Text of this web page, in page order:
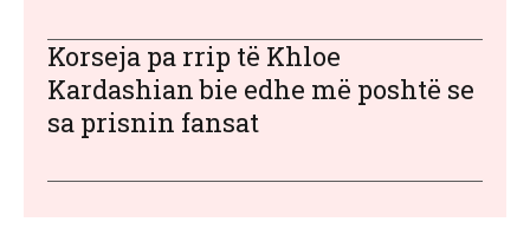
Korseja pa rrip të Khloe
Kardashian bie edhe më poshtë se
sa prisnin fansat